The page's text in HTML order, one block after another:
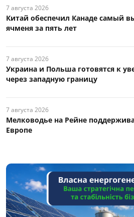
7 августа 2026
Китай обеспечил Канаде самый
ячменя за пять лет
7 августа 2026
Украина и Польша готовятся к
через западную границу
7 августа 2026
Мелководье на Рейне
Европе